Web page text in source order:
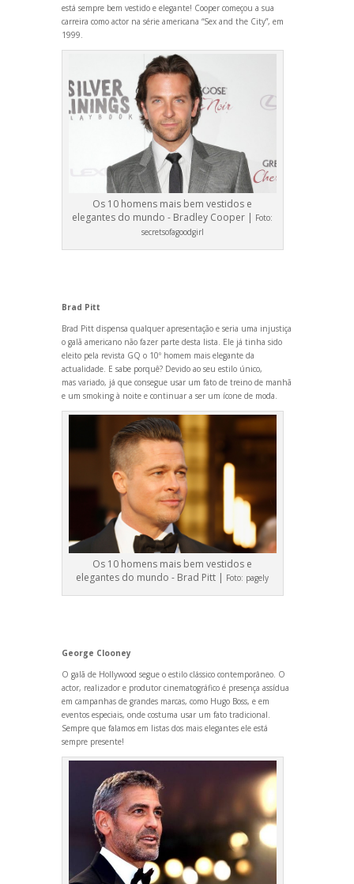
está sempre bem vestido e elegante! Cooper começou a sua
carreira como actor na série americana “Sex and the City”, em
1999.
Os 10 homens mais bem vestidos e
elegantes do mundo - Bradley Cooper | Foto:
secretsofagoodgirl
Brad Pitt
Brad Pitt dispensa qualquer apresentação e seria uma injustiça
o galã americano não fazer parte desta lista. Ele já tinha sido
eleito pela revista GQ o 10º homem mais elegante da
actualidade. E sabe porquê? Devido ao seu estilo único,
mas variado, já que consegue usar um fato de treino de manhã
e um smoking à noite e continuar a ser um ícone de moda.
Os 10 homens mais bem vestidos e
elegantes do mundo - Brad Pitt | Foto: pagely
George Clooney
O galã de Hollywood segue o estilo clássico contemporâneo. O
actor, realizador e produtor cinematográfico é presença assídua
em campanhas de grandes marcas, como Hugo Boss, e em
eventos especiais, onde costuma usar um fato tradicional.
Sempre que falamos em listas dos mais elegantes ele está
sempre presente!